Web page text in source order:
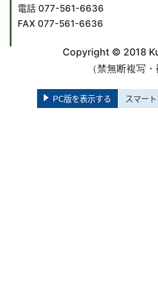
電話 077-561-6636
FAX 077-561-6636
Copyright © 2018
（禁無断複写・
PC版を表示する スマー